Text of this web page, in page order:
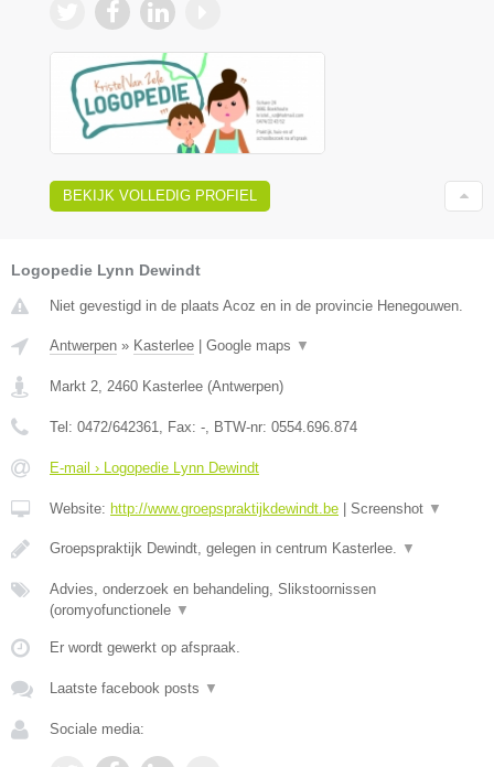
BEKIJK VOLLEDIG PROFIEL
Logopedie Lynn Dewindt
Niet gevestigd in de plaats Acoz en in de provincie Henegouwen.
Antwerpen » Kasterlee Google maps ▼
Markt 2 2460 Kasterlee (Antwerpen)
Tel: 0472/642361 , Fax: - , BTW-nr: 0554.696.874
E-mail › Logopedie Lynn Dewindt
Website: http://www.groepspraktijkdewindt.be Screenshot ▼
Groepspraktijk Dewindt, gelegen in centrum Kasterlee. ▼
Advies, onderzoek en behandeling, Slikstoornissen
(oromyofunctionele ▼
Er wordt gewerkt op afspraak.
Laatste facebook posts ▼
Sociale media: